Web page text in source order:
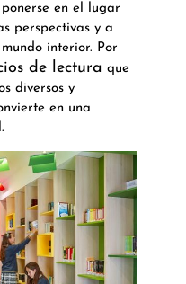
en el lugar
perspectivas y a
interior. Por
de lectura que
diversos y
en una